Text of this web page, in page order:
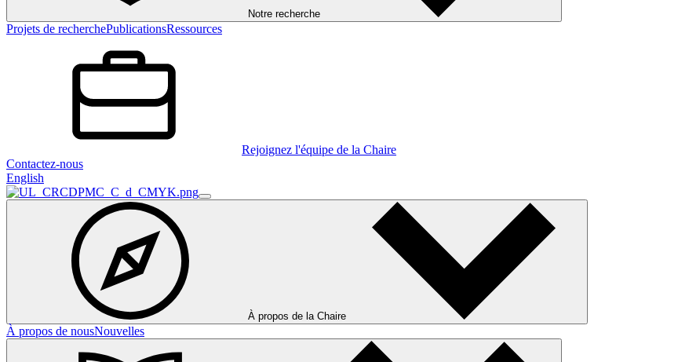
Notre recherche
Projets de recherchePublicationsRessources
Rejoignez l'équipe de la Chaire
Contactez-nous
English
À propos de la Chaire
À propos de nousNouvelles